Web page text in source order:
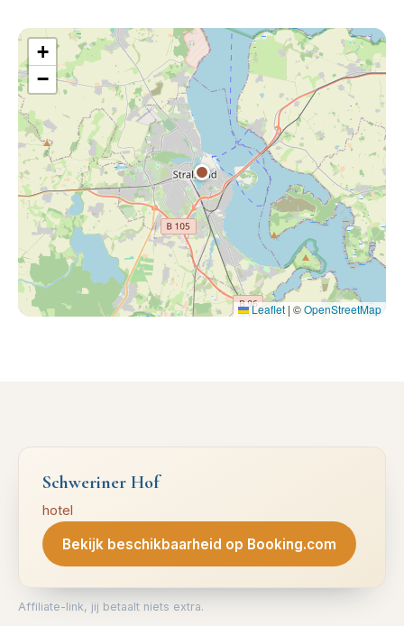
+
−
Leaflet | ©OpenStreetMap
Schweriner Hof
hotel
Bekijk beschikbaarheid op Booking.com
Affiliate-link, jij betaalt niets extra.